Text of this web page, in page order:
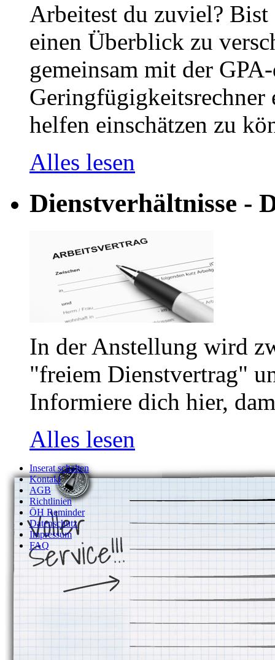
Arbeitest du zuviel?
einen Überblick zu
gemeinsam mit der
helfen einschätzen zu
Alles lesen
Dienstverhältnisse -
In der Anstellung wird
"freiem Dienstvertrag"
Informiere dich hier,
Alles lesen
Inserat schalten
Kontakt
AGB
Richtlinien
ÖH Reminder
Datenschutz
Impressum
FAQ